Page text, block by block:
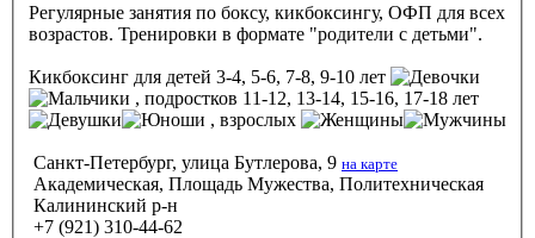
Регулярные занятия по боксу, кикбоксингу, ОФП для всех
возрастов. Тренировки в формате "родители с детьми".
Кикбоксинг для детей 3-4, 5-6, 7-8, 9-10 лет
, подростков 11-12, 13-14, 15-16, 17-18 лет
, взрослых
Санкт-Петербург, улица Бутлерова, 9 на карте
Академическая, Площадь Мужества, Политехническая
Калининский р-н
+7 (921) 310-44-62